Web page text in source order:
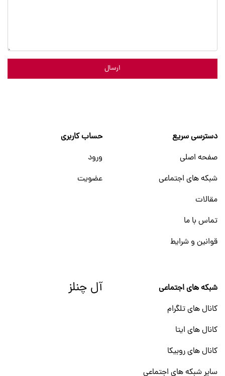
ارسال
دسترسی سریع
صفحه اصلی
شبکه های اجتماعی
مقالات
تماس با ما
قوانین و شرایط
حساب کاربری
ورود
عضویت
شبکه های اجتماعی
کانال های تلگرام
کانال های ایتا
کانال های روبیکا
سایر شبکه های اجتماعی
آل چنلز